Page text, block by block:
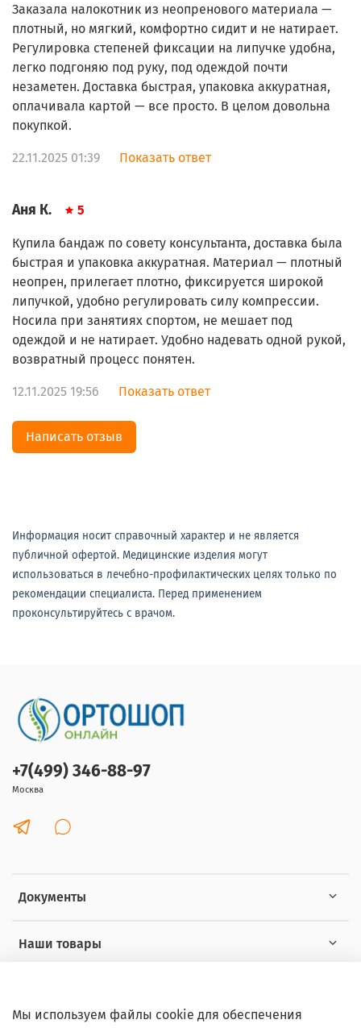
Заказала налокотник из неопренового материала —
плотный, но мягкий, комфортно сидит и не натирает.
Регулировка степеней фиксации на липучке удобна,
легко подгоняю под руку, под одеждой почти
незаметен. Доставка быстрая, упаковка аккуратная,
оплачивала картой — все просто. В целом довольна
покупкой.
22.11.2025 01:39 Показать ответ
Аня К. 5
Купила бандаж по совету консультанта, доставка была
быстрая и упаковка аккуратная. Материал — плотный
неопрен, прилегает плотно, фиксируется широкой
липучкой, удобно регулировать силу компрессии.
Носила при занятиях спортом, не мешает под
одеждой и не натирает. Удобно надевать одной рукой,
возвратный процесс понятен.
12.11.2025 19:56 Показать ответ
Написать отзыв
Информация носит справочный характер и не является
публичной офертой. Медицинские изделия могут
использоваться в лечебно-профилактических целях только по
рекомендации специалиста. Перед применением
проконсультируйтесь с врачом.
Документы
Наши товары
+7(499) 346-88-97
Москва
Мы используем файлы cookie для обеспечения